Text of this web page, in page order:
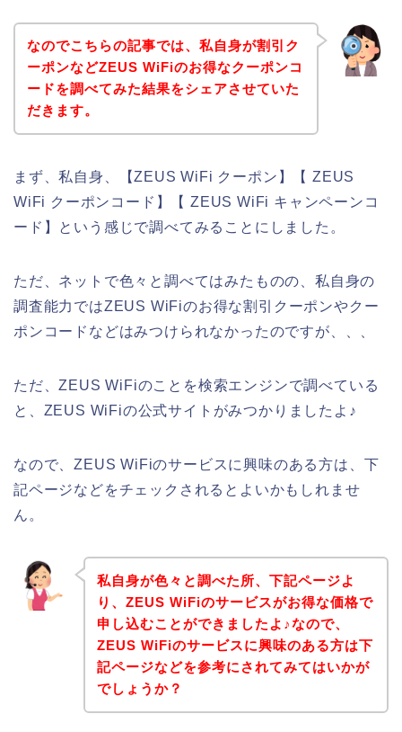
なのでこちらの記事では、私自身が割引ク
ーポンなどZEUS WiFiのお得なクーポンコ
ードを調べてみた結果をシェアさせていた
だきます。
まず、私自身、【ZEUS WiFi クーポン】【 ZEUS
WiFi クーポンコード】【 ZEUS WiFi キャンペーンコ
ード】という感じで調べてみることにしました。
ただ、ネットで色々と調べてはみたものの、私自身の
調査能力ではZEUS WiFiのお得な割引クーポンやクー
ポンコードなどはみつけられなかったのですが、、、
ただ、ZEUS WiFiのことを検索エンジンで調べている
と、ZEUS WiFiの公式サイトがみつかりましたよ♪
なので、ZEUS WiFiのサービスに興味のある方は、下
記ページなどをチェックされるとよいかもしれませ
ん。
私自身が色々と調べた所、下記ページよ
り、ZEUS WiFiのサービスがお得な価格で
申し込むことができましたよ♪なので、
ZEUS WiFiのサービスに興味のある方は下
記ページなどを参考にされてみてはいかが
でしょうか？